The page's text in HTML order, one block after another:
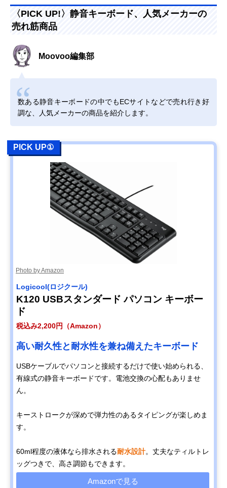
〈PICK UP!〉静音キーボード、人気メーカーの
売れ筋商品
Moovoo編集部
数ある静音キーボードの中でもECサイトなどで売れ行き好
調な、人気メーカーの商品を紹介します。
PICK UP①
Photo by Amazon
Logicool(ロジクール)
K120 USBスタンダード パソコン キーボー
ド
税込み2,200円（Amazon）
高い耐久性と耐水性を兼ね備えたキーボード
USBケーブルでパソコンと接続するだけで使い始められる、
有線式の静音キーボードです。電池交換の心配もありませ
ん。
キーストロークが深めで弾力性のあるタイピングが楽しめま
す。
60ml程度の液体なら排水される耐水設計。丈夫なティルトレ
ッグつきで、高さ調節もできます。
Amazonで見る